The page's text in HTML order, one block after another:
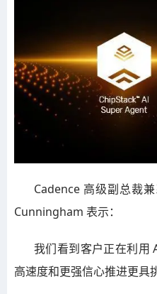
Cadence 高级副总裁
Cunningham 表示：
我们看到客户正在利用
高速度和更强信心推进更具